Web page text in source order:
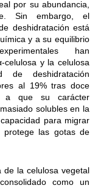
por su abundancia,
Sin embargo, el
deshidratación está
y a su equilibrio
han
celulosa y la celulosa
de deshidratación
al 19% tras doce
a que su carácter
solubles en la
para migrar
las gotas de
de la celulosa vegetal
como un